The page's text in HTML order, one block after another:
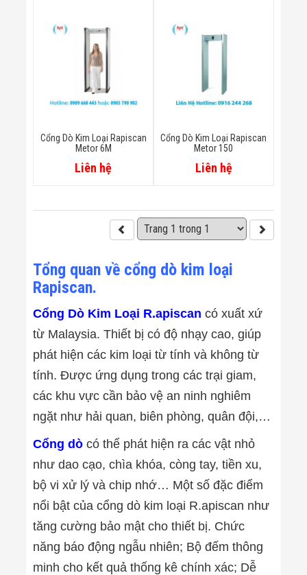
Mặc - Giày Da
Bị Ngành Linh
Kiện Điện Tử
Bị Ngành Giáo
Bị Ngành Bán
Lẻ - Retail
Giải Pháp
Ngành Công An
- Quân Đội
Minh
Sản Phẩm
THIẾT BỊ AN
NINH
Camera Thông
Minh
Cổng Từ Siêu
Thị
Máy Đếm
Người
Máy Dò Tìm
Thuốc Nổ
Phòng Chống
Khủng Bố
Camera Đo
Thân Nhiệt
THIẾT BỊ
CHUYÊN
DỤNG
Máy Dò Tạp
Cổng Dò Kim Loại Rapiscan
Metor 6M
Liên hệ
Cổng Dò Kim Loại Rapiscan
Metor 150
Liên hệ
Tổng quan về cổng dò kim loại
Rapiscan.
Cổng Dò Kim Loại R.apiscan có xuất xứ
từ Malaysia. Thiết bị có độ nhạy cao, giúp
phát hiện các kim loại từ tính và không từ
tính. Được ứng dụng trong các trại giam,
các khu vực cần bảo vệ an ninh nghiêm
ngặt như hải quan, biên phòng, quân đội,…
Cổng dò có thể phát hiện ra các vật nhỏ
như dao cạo, chìa khóa, còng tay, tiền xu,
bộ vi xử lý và chip nhớ… Một số đặc điểm
nổi bật của cổng dò kim loại R.apiscan như
tăng cường bảo mật cho thiết bị. Chức
năng báo động ngẫu nhiên; Bộ đếm thông
minh cho kết quả thống kê chính xác; Dễ